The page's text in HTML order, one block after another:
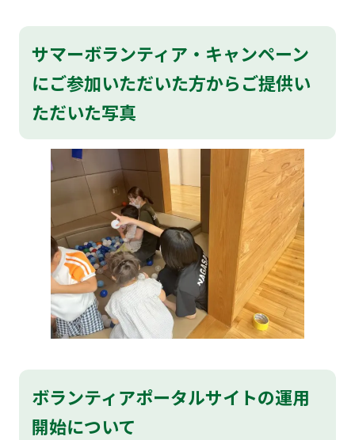
サマーボランティア・キャンペーン
にご参加いただいた方からご提供い
ただいた写真
ボランティアポータルサイトの運用
開始について